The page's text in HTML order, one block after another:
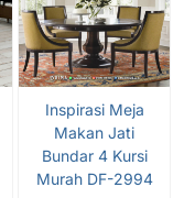
Inspirasi Meja
Makan Jati
Bundar 4 Kursi
Murah DF-2994